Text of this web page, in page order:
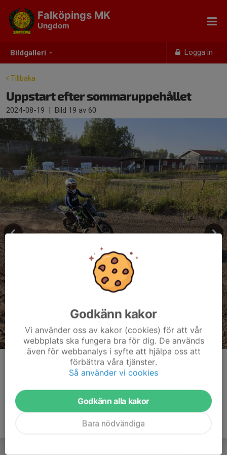
Bildgalleri Logga in
Falköpings MK
Ungdom
Tillbaka
Uppstart efter sommaruppehållet
2024-08-19 | Bild 19 av 60
Godkänn kakor
Vi använder oss av kakor (cookies) för att vår
webbplats ska fungera bra för dig. De används
även för webbanalys i syfte att hjälpa oss att
förbättra våra tjänster.
Så använder vi cookies
Godkänn alla kakor
Bara nödvändiga